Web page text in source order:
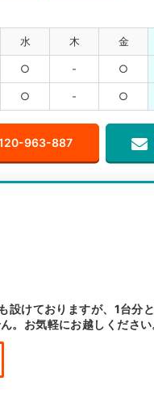
水 木 金
○ - ○
○ - ○
963-887
設けておりますが、1台分
。お気軽にお越しください